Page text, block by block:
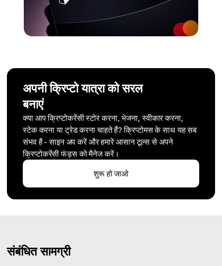
अपनी क्रिप्टो यात्रा को सरल
बनाएं
क्या आप क्रिप्टोकरेंसी स्टोर करना, भेजना, स्वीकार करना,
स्टेक करना या ट्रेड करना चाहते हैं? क्रिप्टोमस के साथ यह सब
संभव है - साइन अप करें और हमारे आसान टूल्स से अपने
क्रिप्टोकरेंसी फंड्स को मैनेज करें।
शुरू हो जाओ
संबंधित सामग्री